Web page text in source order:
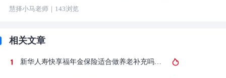
慧择小马老师｜ 143浏览
相关文章
新华人寿快享福年金保险适合做养老补充吗？40岁投保收益演示